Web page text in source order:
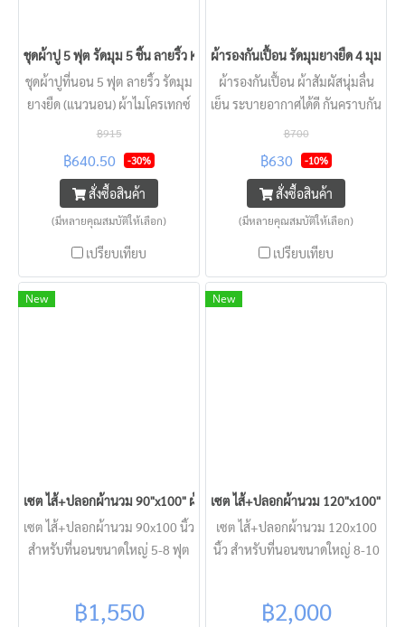
ชุดผ้าปู 5 ฟุต รัดมุม 5 ชิ้น ลายริ้ว KISS หนา 2 - 22 นิ้ว
ชุดผ้าปูที่นอน 5 ฟุต ลายริ้ว รัดมุม
ยางยืด (แนวนอน) ผ้าไมโครเทกซ์
KISS แบบโรงแรม นุ่มลื่น
ครอบคลุมทุกความหนาที่นอน
สัมผสเย็น นอนสบาย
฿915
฿640.50 -30%
สั่งซื้อสินค้า
(มีหลายคุณสมบัติให้เลือก)
เปรียบเทียบ
ผ้ารองกันเปื้อน รัดมุมยางยืด 4 มุม
ผ้ารองกันเปื้อน ผ้าสัมผัสนุ่มลื่น
เย็น ระบายอากาศได้ดี กันคราบกัน
เปื้อนสิ่งไม่พึงประสงค์ และกันน้ำ
กระเซ็นได้ ป้องกันที่นอนหรูของ
คุณให้ใหม่ และสะอาดตลอดเวลา
฿700
฿630 -10%
สั่งซื้อสินค้า
(มีหลายคุณสมบัติให้เลือก)
เปรียบเทียบ
New
เซต ไส้+ปลอกผ้านวม 90"x100" ผ้าไมโครเทกซ์ ลายริ้ว คิส
เซต ไส้+ปลอกผ้านวม 90x100 นิ้ว
สำหรับที่นอนขนาดใหญ่ 5-8 ฟุต
ซักง่าย ตัดเย็บอย่างดี QC100%
฿1,550
New
เซต ไส้+ปลอกผ้านวม 120"x100" ผ้า
เซต ไส้+ปลอกผ้านวม 120x100
นิ้ว สำหรับที่นอนขนาดใหญ่ 8-10
ถอดซักง่าย ตัดเย็บอย่างดี
฿2,000